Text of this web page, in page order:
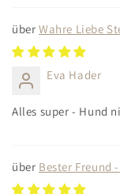
Wahre Liebe
Eva Hader
Alles super - Hund
Bester Freund